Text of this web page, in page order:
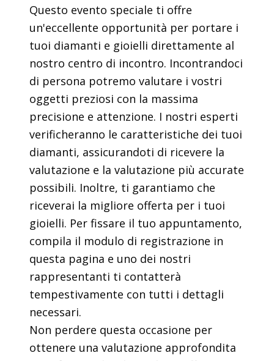
Questo evento speciale ti offre
un'eccellente opportunità per portare i
tuoi diamanti e gioielli direttamente al
nostro centro di incontro. Incontrandoci
di persona potremo valutare i vostri
oggetti preziosi con la massima
precisione e attenzione. I nostri esperti
verificheranno le caratteristiche dei tuoi
diamanti, assicurandoti di ricevere la
valutazione e la valutazione più accurate
possibili. Inoltre, ti garantiamo che
riceverai la migliore offerta per i tuoi
gioielli. Per fissare il tuo appuntamento,
compila il modulo di registrazione in
questa pagina e uno dei nostri
rappresentanti ti contatterà
tempestivamente con tutti i dettagli
necessari.
Non perdere questa occasione per
ottenere una valutazione approfondita